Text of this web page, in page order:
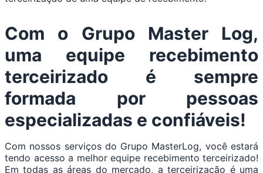
Com o Grupo Master Log,
uma equipe recebimento
terceirizado é sempre
formada por pessoas
especializadas e confiáveis!
Com nossos serviços do Grupo MasterLog, você estará
tendo acesso a melhor equipe recebimento terceirizado!
Em todas as áreas do mercado, a terceirização é uma